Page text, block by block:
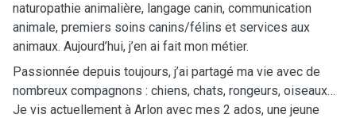
naturopathie animalière, langage canin, communication
animale, premiers soins canins/félins et services aux
animaux. Aujourd’hui, j’en ai fait mon métier.
Passionnée depuis toujours, j’ai partagé ma vie avec de
nombreux compagnons : chiens, chats, rongeurs, oiseaux…
Je vis actuellement à Arlon avec mes 2 ados, une jeune